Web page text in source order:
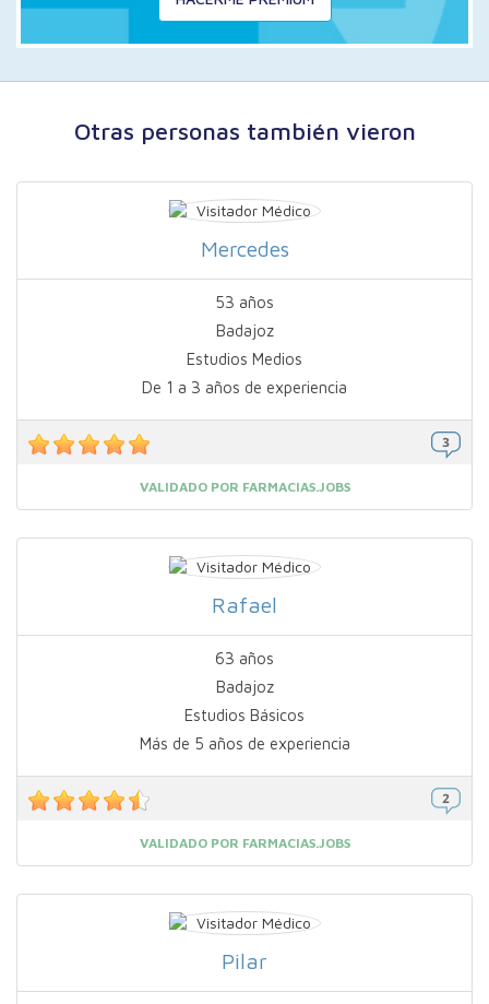
Otras personas también vieron
Mercedes
53 años
Badajoz
Estudios Medios
De 1 a 3 años de experiencia
VALIDADO POR FARMACIAS.JOBS
Rafael
63 años
Badajoz
Estudios Básicos
Más de 5 años de experiencia
VALIDADO POR FARMACIAS.JOBS
Pilar